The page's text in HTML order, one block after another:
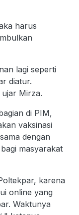
harus
lagi seperti
diatur.
Mirza.
di PIM,
vaksinasi
dengan
masyarakat
karena
online yang
Waktunya